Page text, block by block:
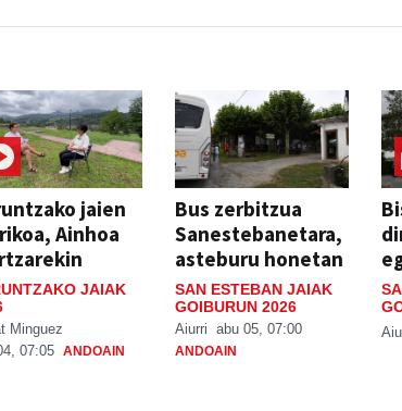
jaien
Ainhoa
JAIAK
Minguez
07:05 ANDOAIN
Bus zerbitzua
Sanestebanetara,
asteburu honetan
SAN ESTEBAN JAIAK
GOIBURUN 2026
Aiurri abu 05, 07:00
ANDOAIN